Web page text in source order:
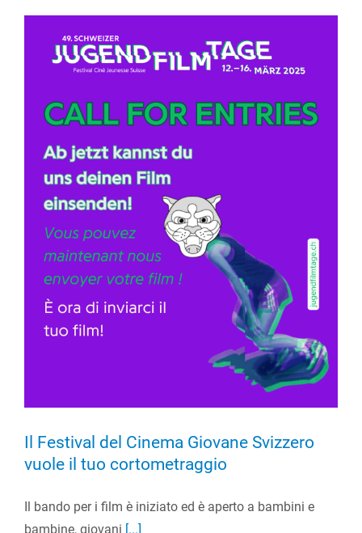
Il Festival del Cinema Giovane Svizzero
vuole il tuo cortometraggio
Il bando per i film è iniziato ed è aperto a bambini e
bambine, giovani [...]